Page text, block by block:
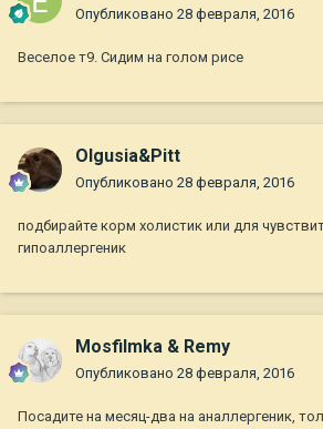
Опубликовано 28 февраля, 2016
Веселое т9. Сидим на голом рисе
Olgusia&Pitt
Опубликовано 28 февраля, 2016
подбирайте корм холистик или для
гипоаллергеник
Mosfilmka & Remy
Опубликовано 28 февраля, 2016
Посадите на месяц-два на аналлергеник,